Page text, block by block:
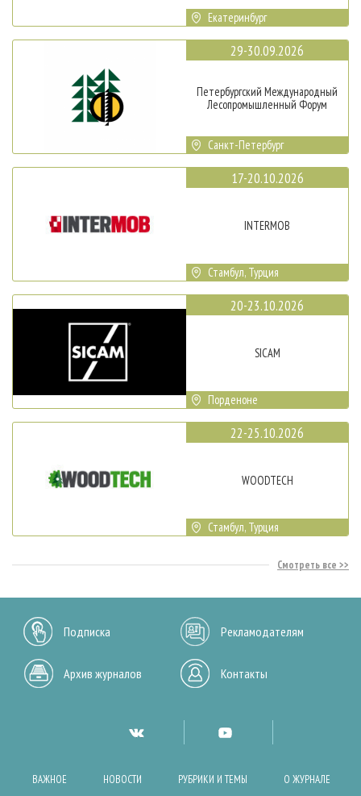
Екатеринбург
29-30.09.2026
Петербургский Международный
Лесопромышленный Форум
Санкт-Петербург
17-20.10.2026
INTERMOB
Стамбул, Турция
20-23.10.2026
SICAM
Порденоне
22-25.10.2026
WOODTECH
Стамбул, Турция
Смотреть все
Подписка Рекламодателям
Архив журналов Контакты
ВАЖНОЕ НОВОСТИ РУБРИКИ И ТЕМЫ О ЖУРНАЛЕ